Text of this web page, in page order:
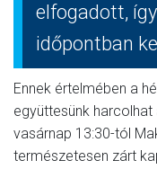
elfogadott,
időpontban
Ennek értelmében a
együttesünk
vasárnap 13:30-tól
természetesen zárt